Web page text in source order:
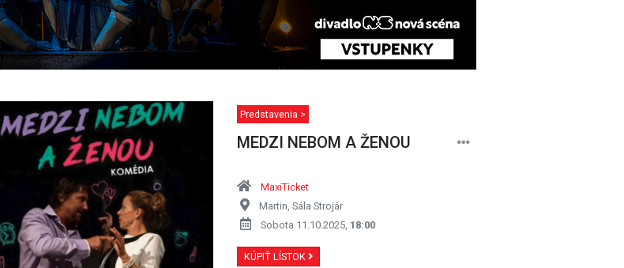
Predstavenia >
MEDZI NEBOM A ŽENOU
MaxiTicket
Martin, Sála Strojár
Sobota 11.10.2025, 18:00
KÚPIŤ LÍSTOK